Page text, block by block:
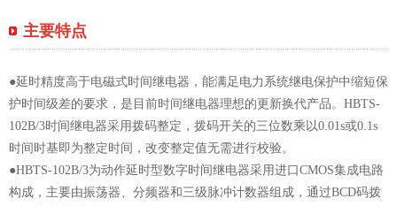
主要特点
●延时精度高于电磁式时间继电器，能满足电力系统继电保护中缩短保
护时间级差的要求，是目前时间继电器理想的更新换代产品。HBTS-
102B/3时间继电器采用拨码整定，拨码开关的三位数乘以0.01s或0.1s
时间时基即为整定时间，改变整定值无需进行校验。
●HBTS-102B/3为动作延时型数字时间继电器采用进口CMOS集成电路
构成，主要由振荡器、分频器和三级脉冲计数器组成，通过BCD码拨